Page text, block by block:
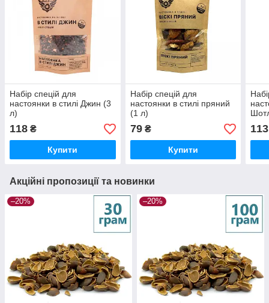
Набір спецій для
настоянки в стилі Джин (3
л)
118 ₴
Купити
Набір спецій для
настоянки в стилі пряний
(1 л)
79₴
Купити
113
Акційні пропозиції та новинки
–20% –20%